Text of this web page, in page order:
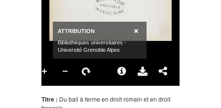
Titre : Du bail à ferme en droit romain et en droit